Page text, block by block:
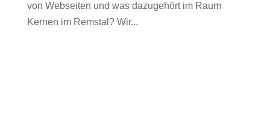
von Webseiten und was dazugehört im Raum
Kernen im Remstal? Wir...